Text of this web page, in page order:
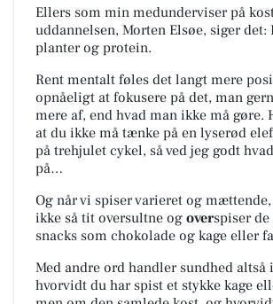
Ellers som min medunderviser på
uddannelsen, Morten Elsøe, siger
planter og protein.
Rent mentalt føles det langt mere
opnåeligt at fokusere på det, man
mere af, end hvad man ikke må gøre.
at du ikke må tænke på en lyserød
på trehjulet cykel, så ved jeg godt
på…
Og når vi spiser varieret og
ikke så tit oversultne og overspiser
snacks som chokolade og kage eller
Med andre ord handler sundhed altså
hvorvidt du har spist et stykke kage